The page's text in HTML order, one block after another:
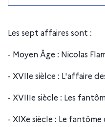
Les sept affaires sont :
- Moyen Âge : Nicolas
- XVIIe sièlce : L'affaire
- XVIIIe siècle : Les
- XIXe siècle : Le